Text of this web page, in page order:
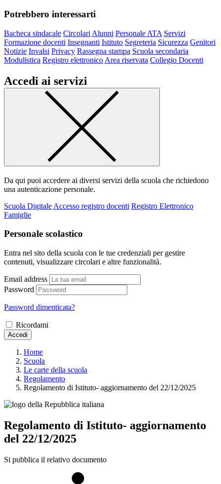
Potrebbero interessarti
Bacheca sindacale Circolari Alunni Personale ATA Servizi
Formazione docenti Insegnanti Istituto Segreteria Sicurezza Genitori
Notizie Invalsi Privacy Rassegna stampa Scuola secondaria
Modulistica Registro elettronico Area riservata Collegio Docenti
Accedi ai servizi
Da qui puoi accedere ai diversi servizi della scuola che richiedono
una autenticazione personale.
Scuola Digitale Accesso registro docenti Registro Elettronico
Famiglie
Personale scolastico
Entra nel sito della scuola con le tue credenziali per gestire
contenuti, visualizzare circolari e altre funzionalità.
Email address
Password
Password dimenticata?
Ricordami
Accedi
Home
Scuola
Le carte della scuola
Regolamento
Regolamento di Istituto- aggiornamento del 22/12/2025
Regolamento di Istituto- aggiornamento
del 22/12/2025
Si pubblica il relativo documento